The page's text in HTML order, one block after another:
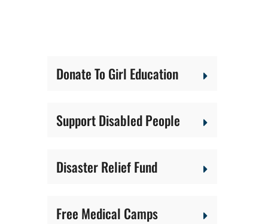
Donate To Girl Education
Support Disabled People
Disaster Relief Fund
Free Medical Camps